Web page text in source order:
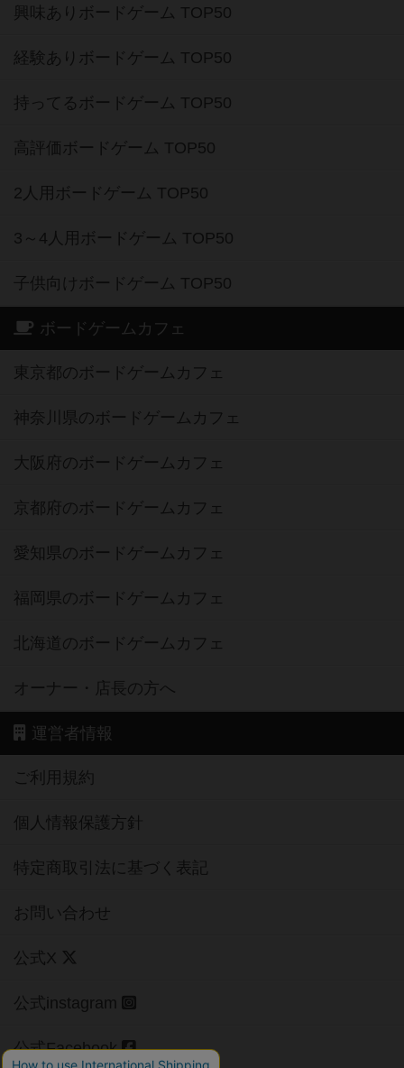
興味ありボードゲーム TOP50
経験ありボードゲーム TOP50
持ってるボードゲーム TOP50
高評価ボードゲーム TOP50
2人用ボードゲーム TOP50
3～4人用ボードゲーム TOP50
子供向けボードゲーム TOP50
ボードゲームカフェ
東京都のボードゲームカフェ
神奈川県のボードゲームカフェ
大阪府のボードゲームカフェ
京都府のボードゲームカフェ
愛知県のボードゲームカフェ
福岡県のボードゲームカフェ
北海道のボードゲームカフェ
オーナー・店長の方へ
運営者情報
ご利用規約
個人情報保護方針
特定商取引法に基づく表記
お問い合わせ
公式X
公式instagram
公式Facebook